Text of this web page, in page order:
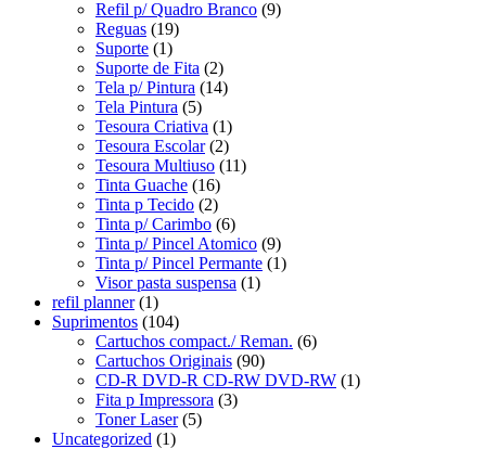
Refil p/ Quadro Branco (9)
Reguas (19)
Suporte (1)
Suporte de Fita (2)
Tela p/ Pintura (14)
Tela Pintura (5)
Tesoura Criativa (1)
Tesoura Escolar (2)
Tesoura Multiuso (11)
Tinta Guache (16)
Tinta p Tecido (2)
Tinta p/ Carimbo (6)
Tinta p/ Pincel Atomico (9)
Tinta p/ Pincel Permante (1)
Visor pasta suspensa (1)
refil planner (1)
Suprimentos (104)
Cartuchos compact./ Reman. (6)
Cartuchos Originais (90)
CD-R DVD-R CD-RW DVD-RW (1)
Fita p Impressora (3)
Toner Laser (5)
Uncategorized (1)